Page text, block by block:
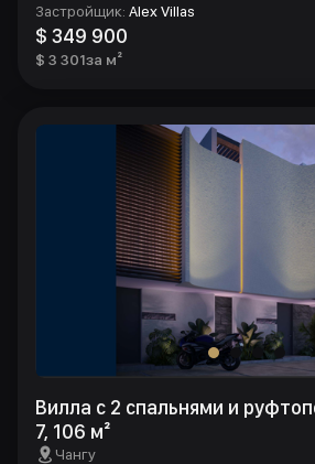
Застройщик: Alex Villas
$ 349 900
$ 3 301за м²
Вилла с 2 спальнями и
7, 106 м²
Чангу